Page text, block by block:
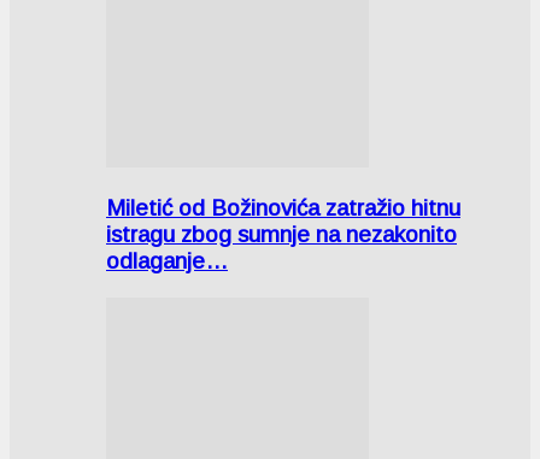
Miletić od Božinovića zatražio hitnu
istragu zbog sumnje na nezakonito
odlaganje…